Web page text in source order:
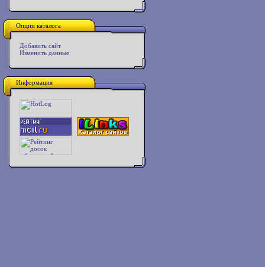
Опции каталога
Добавить сайт
Изменить данные
Информация